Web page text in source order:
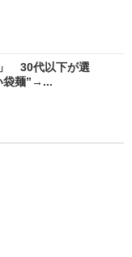
」 30代以下が選
袋麺”→...